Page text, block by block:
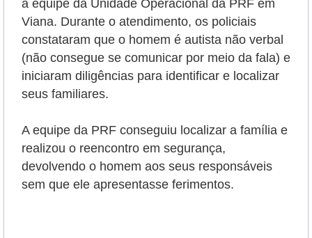
à equipe da Unidade Operacional da PRF em
Viana. Durante o atendimento, os policiais
constataram que o homem é autista não verbal
(não consegue se comunicar por meio da fala) e
iniciaram diligências para identificar e localizar
seus familiares.
A equipe da PRF conseguiu localizar a família e
realizou o reencontro em segurança,
devolvendo o homem aos seus responsáveis
sem que ele apresentasse ferimentos.